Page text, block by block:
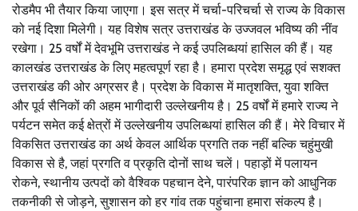
रोडमैप भी तैयार किया जाएगा। इस सत्र में चर्चा-परिचर्चा से राज्य के विकास
को नई दिशा मिलेगी। यह विशेष सत्र उत्तराखंड के उज्जवल भविष्य की नींव
रखेगा। 25 वर्षों में देवभूमि उत्तराखंड ने कई उपलिब्धयां हासिल की हैं। यह
कालखंड उत्तराखंड के लिए महत्वपूर्ण रहा है। हमारा प्रदेश समृद्ध एवं सशक्त
उत्तराखंड की ओर अग्रसर है। प्रदेश के विकास में मातृशक्ति, युवा शक्ति
और पूर्व सैनिकों की अहम भागीदारी उल्लेखनीय है। 25 वर्षों में हमारे राज्य ने
पर्यटन समेत कई क्षेत्रों में उल्लेखनीय उपलिब्धयां हासिल की हैं। मेरे विचार में
विकसित उत्तराखंड का अर्थ केवल आर्थिक प्रगति तक नहीं बल्कि चहुंमुखी
विकास से है, जहां प्रगति व प्रकृति दोनों साथ चलें। पहाड़ों में पलायन
रोकने, स्थानीय उत्पदों को वैश्विक पहचान देने, पारंपरिक ज्ञान को आधुनिक
तकनीकी से जोड़ने, सुशासन को हर गांव तक पहुंचाना हमारा संकल्प है।